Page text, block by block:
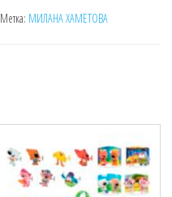
Метка: МИЛАНА ХАМЕТОВА